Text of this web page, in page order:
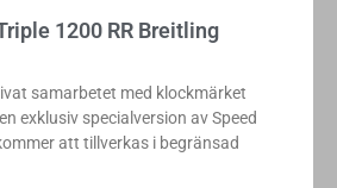
1200 RR Breitling
samarbetet med klockmärket
exklusiv specialversion av Speed
att tillverkas i begränsad